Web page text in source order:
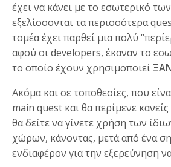
έχει να κάνει με το εσωτερικό
εξελίσσονται τα περισσότερα
τομέα έχει παρθεί μια πολύ
αφού οι developers, έκαναν το
το οποίο έχουν χρησιμοποιεί
Ακόμα και σε τοποθεσίες, που
main quest και θα περίμενε
θα δείτε να γίνετε χρήση των
χώρων, κάνοντας, μετά από ένα
ενδιαφέρον για την εξερεύνηση